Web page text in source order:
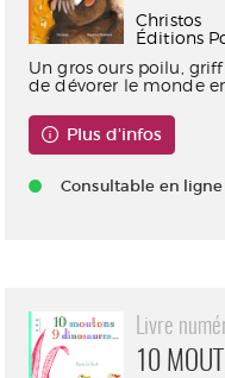
Christos
Éditions
Un gros ours poilu,
de dévorer le monde
Plus d'infos
Consultable en ligne
Livre
10